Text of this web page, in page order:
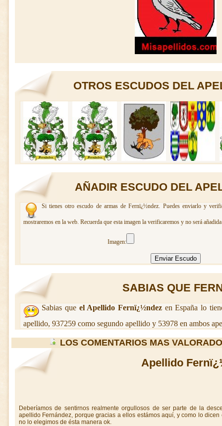
OTROS ESCUDOS DEL
AÑADIR ESCUDO DEL
Si tienes otro escudo de armas de Fernï¿½ndez. Puedes enviarlo y
mostraremos en la web. Recuerda que esta imagen la verificaremos y no será
Imagen:
SABIAS QUE
Sabias que el Apellido Fernï¿½ndezen España lo
apellido, 937259 como segundo apellido y 53978 en ambos
LOS COMENTARIOS MAS
Apellido
Deberíamos de sentirnos realmente orgullosos de ser parte de la
apellido Fernández, porque gracias a ellos estámos aquí, y como lo
no lo elegimos de ésta manera ok.